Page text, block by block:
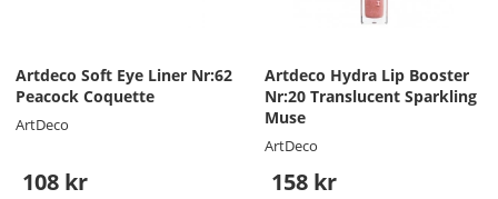
Artdeco Soft Eye Liner Nr:62
Peacock Coquette
ArtDeco
108 kr
Artdeco Hydra Lip Booster
Nr:20 Translucent Sparkling
Muse
ArtDeco
158 kr